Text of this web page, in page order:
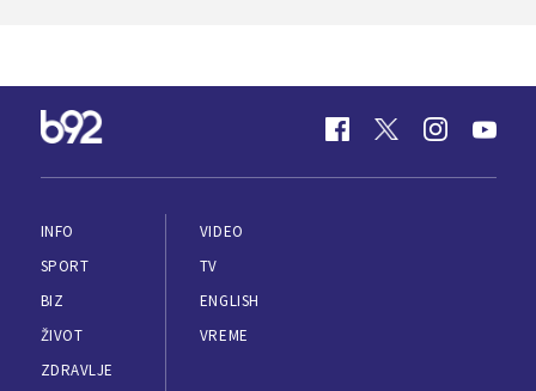
INFO
SPORT
BIZ
ŽIVOT
ZDRAVLJE
VIDEO
TV
ENGLISH
VREME